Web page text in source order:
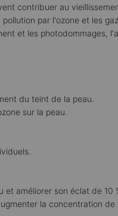
contribuer au
par l'ozone et les
et les photodommages,
du teint de la peau.
sur la peau.
améliorer son éclat de 10
la concentration